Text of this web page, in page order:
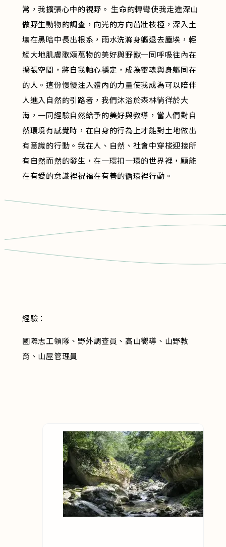
常，我擴張心中的視野。 生命的轉彎使我走進深山
做野生動物的調查，向光的方向茁壯枝椏，深入土
壤在黑暗中長出根系，雨水洗滌身軀退去塵埃，輕
觸大地肌膚歌頌萬物的美好與野獸一同呼吸往內在
擴張空間，將自我軸心穩定，成為靈魂與身軀同在
的人。這份慢慢注入體內的力量使我成為可以陪伴
人進入自然的引路者，我們沐浴於森林徜徉於大
海，一同經驗自然給予的美好與教導，當人們對自
然環境有感覺時，在自身的行為上才能對土地做出
有意識的行動。我在人、自然、社會中穿梭迎接所
有自然而然的發生，在一環扣一環的世界裡，願能
在有愛的意識裡祝福在有善的循環裡行動。
經驗：
國際志工領隊、野外調查員、高山嚮導、山野教
育、山屋管理員